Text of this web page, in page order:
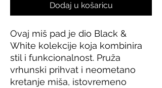
Dodaj u košaricu
Ovaj miš pad je dio Black &
White kolekcije koja kombinira
stil i funkcionalnost. Pruža
vrhunski prihvat i neometano
kretanje miša, istovremeno